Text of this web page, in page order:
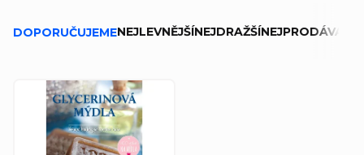
DOPORUČUJEMENEJLEVNĚJŠÍNEJDRAŽŠÍ
Výpis produktů